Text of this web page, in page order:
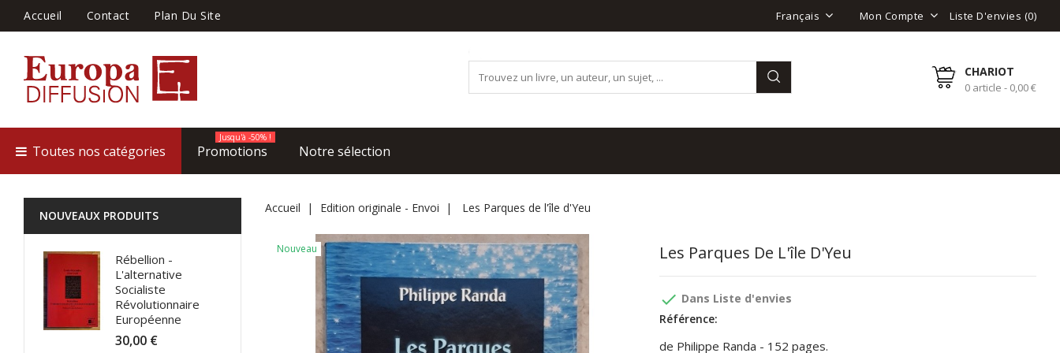
Accueil Contact Plan Du Site Français Mon Compte Liste D'envies (0)
CHARIOT
0 article - 0,00 €
Toutes nos catégories Promotions
Jusqu'à -50% !
Notre sélection
NOUVEAUX PRODUITS
Rébellion -
L'alternative
Socialiste
Révolutionnaire
Européenne
30,00 €
Accueil Edition originale - Envoi Les Parques de l'île d'Yeu
Nouveau Les Parques De L'île D'Yeu
done Dans Liste d'envies
Référence:
de Philippe Randa - 152 pages.